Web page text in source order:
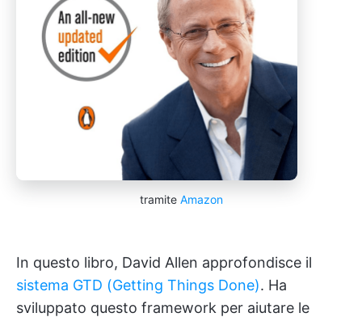
tramite Amazon
In questo libro, David Allen approfondisce il
sistema GTD (Getting Things Done). Ha
sviluppato questo framework per aiutare le